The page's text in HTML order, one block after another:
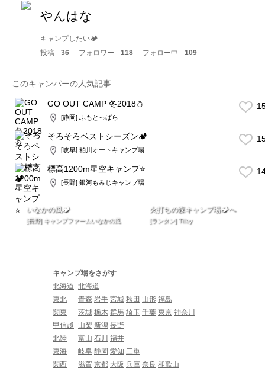
やんはな
キャンプしたい🏕
投稿
36 フォロワー 118 フォロー中 109
このキャンパーの人気記事
GO OUT CAMP 冬2018⛄️
[静岡] ふもとっぱら
そろそろベストシーズン🏕
[岐阜] 粕川オートキャンプ場
標高1200m星空キャンプ⭐️
[長野] 銀河もみじキャンプ場
いなかの風🏕
[長野] キャンプファームいなかの風
火打ちの森キャンプ場🏕へ
[ランタン] Tilley
キャンプ場をさがす
北海道 北海道
東北
青森 岩手 宮城 秋田 山形 福島
関東
茨城 栃木 群馬 埼玉 千葉 東京 神奈川
甲信越
山梨 新潟 長野
北陸
富山 石川 福井
東海
岐阜 静岡 愛知 三重
関西
滋賀 京都 大阪 兵庫 奈良 和歌山